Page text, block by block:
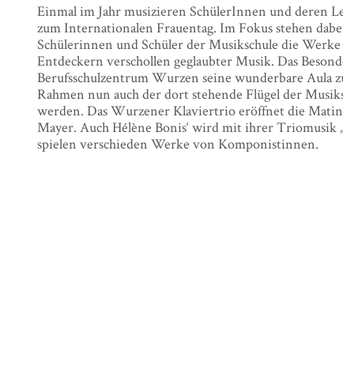
Einmal im Jahr musizieren SchülerInnen und deren
zum Internationalen Frauentag. Im Fokus stehen
Schülerinnen und Schüler der Musikschule die
Entdeckern verschollen geglaubter Musik. Das
Berufsschulzentrum Wurzen seine wunderbare
Rahmen nun auch der dort stehende Flügel der
werden. Das Wurzener Klaviertrio eröffnet die
Mayer. Auch Hélène Bonis‘ wird mit ihrer Triomusik
spielen verschieden Werke von Komponistinnen.